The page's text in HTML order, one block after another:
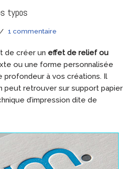
typos
1 commentaire
de créer un effet de relief ou
ou une forme personnalisée
profondeur à vos créations. Il
peut retrouver sur support papier
d’impression dite de